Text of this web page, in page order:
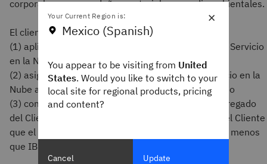
corporales graves o daños materiales o medioambientales.
El cliente no puede:
(1) aplicar ingeniería inversa a ninguna parte de un Servicio
en la Nube;
(2) asignar o revender el acceso directo a un Servicio en la
Nube a un tercero fuera de la Empresa del Cliente; o
(3) combinar un Servicio en la Nube con el valor agregado
del Cliente para crear una solución con la marca del Cliente
que el Cliente comercialice a sus clientes finales, a menos
que IBM acuerde lo contrario por escrito.
×
Your Current Region is:
Mexico (Spanish)
You appear to be visiting from United
States. Would you like to switch to your
local site for regional products, pricing
and content?
Cancel Update